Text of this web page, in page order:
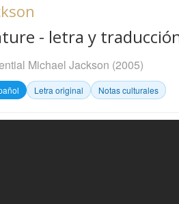
- letra y
Michael Jackson (2005)
Letra original Notas culturales